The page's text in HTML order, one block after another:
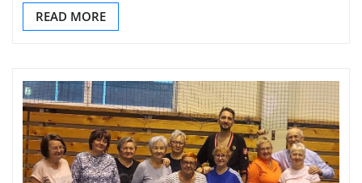
READ MORE